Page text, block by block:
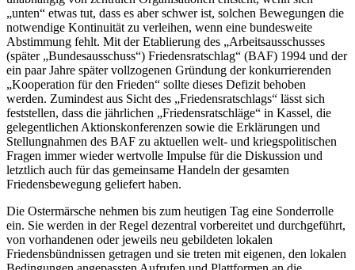
„unten“ etwas tut, dass es aber schwer ist, solchen Bewegungen die
notwendige Kontinuität zu verleihen, wenn eine bundesweite
Abstimmung fehlt. Mit der Etablierung des „Arbeitsausschusses
(später „Bundesausschuss“) Friedensratschlag“ (BAF) 1994 und der
ein paar Jahre später vollzogenen Gründung der konkurrierenden
„Kooperation für den Frieden“ sollte dieses Defizit behoben
werden. Zumindest aus Sicht des „Friedensratschlags“ lässt sich
feststellen, dass die jährlichen „Friedensratschläge“ in Kassel, die
gelegentlichen Aktionskonferenzen sowie die Erklärungen und
Stellungnahmen des BAF zu aktuellen welt- und kriegspolitischen
Fragen immer wieder wertvolle Impulse für die Diskussion und
letztlich auch für das gemeinsame Handeln der gesamten
Friedensbewegung geliefert haben.
Die Ostermärsche nehmen bis zum heutigen Tag eine Sonderrolle
ein. Sie werden in der Regel dezentral vorbereitet und durchgeführt,
von vorhandenen oder jeweils neu gebildeten lokalen
Friedensbündnissen getragen und sie treten mit eigenen, den lokalen